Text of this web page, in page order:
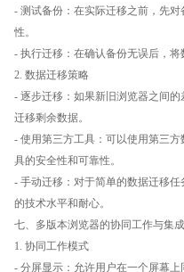
- 测试备份：在实际迁移之前，先
性。
- 执行迁移：在确认备份无误后，将
2. 数据迁移策略
- 逐步迁移：如果新旧浏览器之间
迁移剩余数据。
- 使用第三方工具：可以使用第三
具的安全性和可靠性。
- 手动迁移：对于简单的数据迁移
的技术水平和耐心。
七、多版本浏览器的协同工作与集成
1. 协同工作模式
- 分屏显示：允许用户在一个屏幕